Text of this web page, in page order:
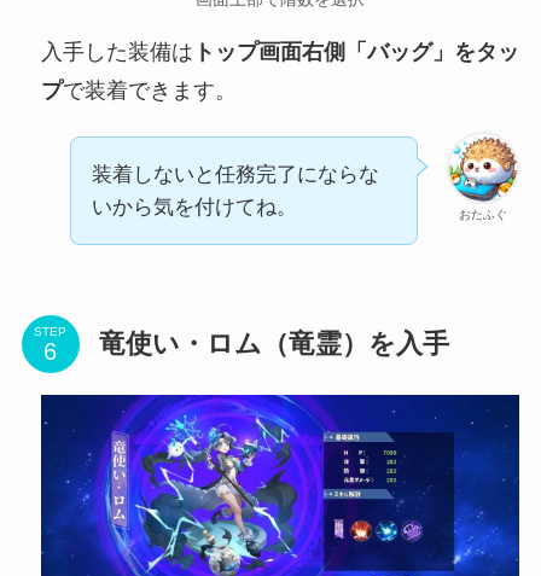
入手した装備は トップ画面右側「バッグ」をタッ
プで装着できます。
おたふぐ
装着しないと任務完了にならな
いから気を付けてね。
STEP 竜使い・ロム（竜霊）を入手